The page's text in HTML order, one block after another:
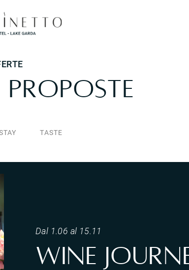
PROPOSTE
TASTE
Dal 1.06 al 15.11
Wine